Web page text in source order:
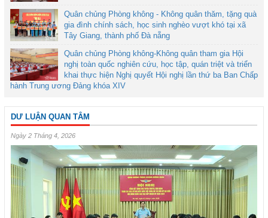
Quân chủng Phòng không - Không quân thăm, tặng quà
gia đình chính sách, học sinh nghèo vượt khó tại xã
Tây Giang, thành phố Đà nẵng
Quân chủng Phòng không-Không quân tham gia Hội
nghị toàn quốc nghiên cứu, học tập, quán triệt và triển
khai thực hiện Nghị quyết Hội nghị lần thứ ba Ban Chấp
hành Trung ương Đảng khóa XIV
DƯ LUẬN QUAN TÂM
Ngày 2 Tháng 4, 2026